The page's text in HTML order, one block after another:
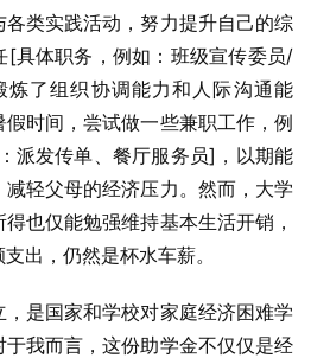
类实践活动，努力提升自己的综
[具体职务，例如：班级宣传委员/
了组织协调能力和人际沟通能
时间，尝试做一些兼职工作，例
派发传单、餐厅服务员]，以期能
轻父母的经济压力。然而，大学
也仅能勉强维持基本生活开销，
出，仍然是杯水车薪。
是国家和学校对家庭经济困难学
我而言，这份助学金不仅仅是经